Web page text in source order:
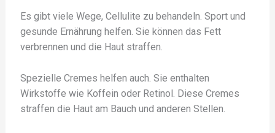
Es gibt viele Wege, Cellulite zu behandeln. Sport und
gesunde Ernährung helfen. Sie können das Fett
verbrennen und die Haut straffen.
Spezielle Cremes helfen auch. Sie enthalten
Wirkstoffe wie Koffein oder Retinol. Diese Cremes
straffen die Haut am Bauch und anderen Stellen.